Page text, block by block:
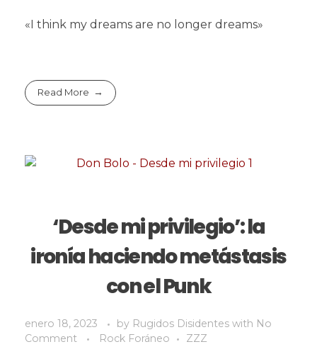
«I think my dreams are no longer dreams»
Read More
‘Desde mi privilegio’: la
ironía haciendo metástasis
con el Punk
enero 18, 2023 by Rugidos Disidentes with No
Comment
Rock Foráneo ZZZ